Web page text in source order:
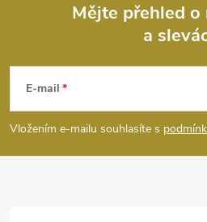
p
Mějte přehled o
a
E-mail
Vložením e-mailu souhlasíte s